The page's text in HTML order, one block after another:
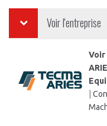
Voir l'entreprise
Voir
|